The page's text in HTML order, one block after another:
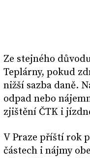
Ze stejného
Teplárny, pokud
nižší sazba daně.
odpad nebo
zjištění ČTK i
V Praze příští rok
částech i nájmy